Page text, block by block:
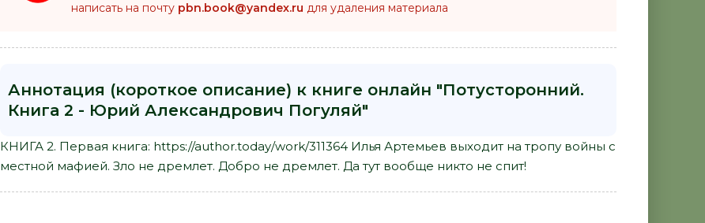
написать на почту pbn.book@yandex.ru для удаления материала
Аннотация (короткое описание) к книге онлайн "Потусторонний.
Книга 2 - Юрий Александрович Погуляй"
КНИГА 2. Первая книга: https://author.today/work/311364 Илья Артемьев выходит на тропу войны с
местной мафией. Зло не дремлет. Добро не дремлет. Да тут вообще никто не спит!